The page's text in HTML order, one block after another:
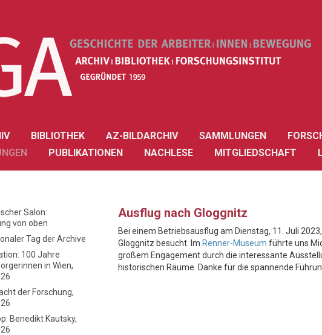
BIBLIOTHEK AZ-BILDARCHIV SAMMLUNGEN
PUBLIKATIONEN NACHLESE MITGLIEDSCHAFT
Salon:
von oben
Tag der Archive
100 Jahre
in Wien,
der Forschung,
Benedikt Kautsky,
Ausflug nach Gloggnitz
Bei einem Betriebsausflug am Dienstag, 11. Juli
Gloggnitz besucht. Im Renner-Museum führte uns
großem Engagement durch die interessante
historischen Räume. Danke für die spannende